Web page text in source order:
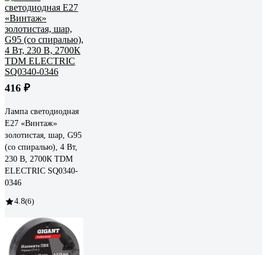
416 ₽
Лампа светодиодная
E27 «Винтаж»
золотистая, шар, G95
(со спиралью), 4 Вт,
230 В, 2700К TDM
ELECTRIC SQ0340-
0346
4.8(6)